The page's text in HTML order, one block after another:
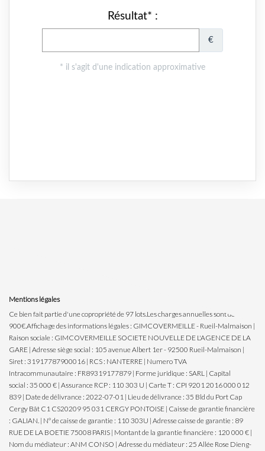
Mentions légales
Ce bien fait partie d'une copropriété de 97 lots.Les charges annuelles sont de
900€.Affichage des informations légales : GIMCOVERMEILLE - Rueil-Malmaison |
Raison sociale : GIMCOVERMEILLE SOCIETE NOUVELLE DE L'AGENCE DE LA
GARE | Adresse siège social : 105 avenue Albert 1er - 92500 Rueil-Malmaison |
Siret : 31917787900016 | RCS : NANTERRE | Numero TVA
Intracommunautaire : FR89319177879 | Forme juridique : SARL | Capital
social : 35 000 € | Assurance RCP : 110 303 U | Carte T : CPI 9201 2016 000 012
839 | Date de délivrance : 2022-07-01 | Lieu de délivrance : 35 Bld du Port Cap
Cergy Bât C1 CS20209 95 031 CERGY PONTOISE | Caisse de garantie financière
: GALIAN. | N° de caisse de garantie : 110 303U | Adresse caisse de garantie : 89
RUE DE LA BOETIE 75008 PARIS | Montant de la garantie financière : 120 000 € |
Nom du médiateur : ANM CONSO | Adresse du médiateur : 25 Allée Rose Dieng-